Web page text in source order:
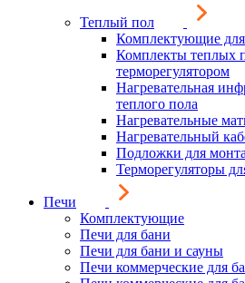
Теплый пол
Комплектующие
Комплекты теплых
терморегулятором
Нагревательная
теплого пола
Нагревательные
Нагревательный
Подложки для
Терморегуляторы
Печи
Комплектующие
Печи для бани
Печи для бани и сауны
Печи коммерческие для